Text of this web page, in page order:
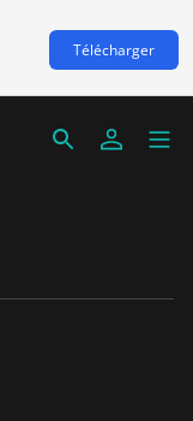
Télécharger